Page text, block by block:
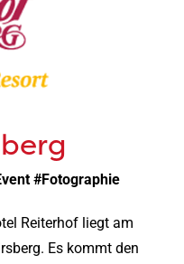
#Fotographie
Reiterhof liegt am
Es kommt den